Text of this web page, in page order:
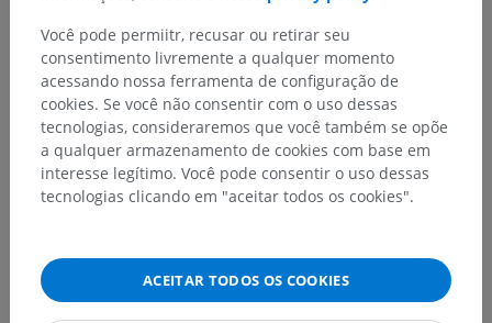
Neuroanatomia humana
Traduções
Encontrou um erro?
Você pode permiitr, recusar ou retirar seu
consentimento livremente a qualquer momento
acessando nossa ferramenta de configuração de
cookies. Se você não consentir com o uso dessas
tecnologias, consideraremos que você também se opõe
a qualquer armazenamento de cookies com base em
interesse legítimo. Você pode consentir o uso dessas
tecnologias clicando em "aceitar todos os cookies".
ACEITAR TODOS OS COOKIES